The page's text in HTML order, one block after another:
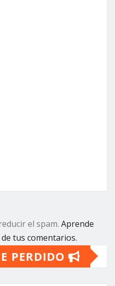
el spam. Aprende
tus comentarios.
PERDIDO